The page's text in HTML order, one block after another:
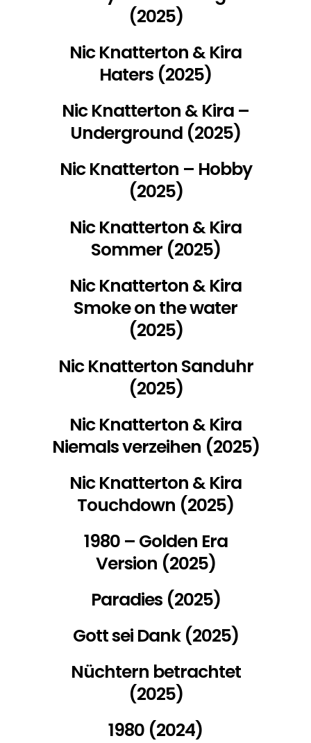
(2025)
Nic Knatterton & Kira
Haters (2025)
Nic Knatterton & Kira –
Underground (2025)
Nic Knatterton – Hobby
(2025)
Nic Knatterton & Kira
Sommer (2025)
Nic Knatterton & Kira
Smoke on the water
(2025)
Nic Knatterton Sanduhr
(2025)
Nic Knatterton & Kira
Niemals verzeihen (2025)
Nic Knatterton & Kira
Touchdown (2025)
1980 – Golden Era
Version (2025)
Paradies (2025)
Gott sei Dank (2025)
Nüchtern betrachtet
(2025)
1980 (2024)